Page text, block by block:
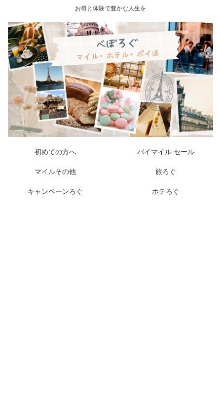
お得と体験で豊かな人生を
初めての方へ バイマイル セール
マイルその他 旅ろぐ
キャンペーンろぐ ホテろぐ